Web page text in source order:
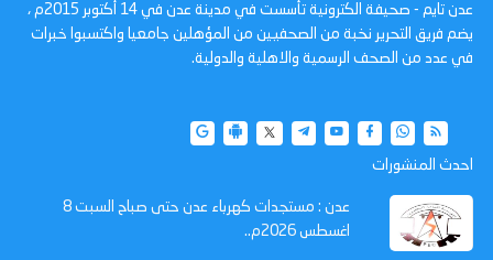
عدن تايم - صحيفة الكترونية تأسست في مدينة عدن في 14 أكتوبر 2015م ،
يضم فريق التحرير نخبة من الصحفيين من المؤهلين جامعيا واكتسبوا خبرات
في عدد من الصحف الرسمية والاهلية والدولية.
احدث المنشورات
عدن : مستجدات كهرباء عدن حتى صباح السبت 8
اغسطس 2026م..